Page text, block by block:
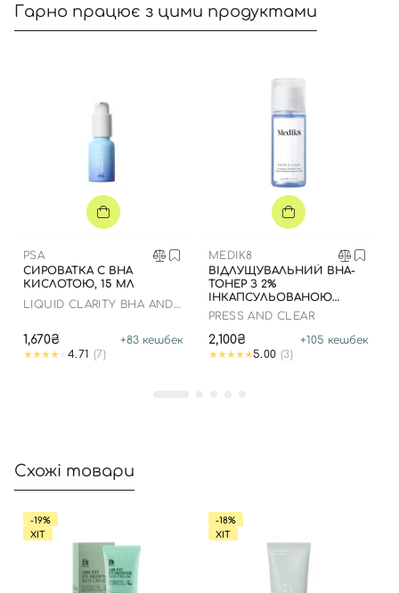
Гарно працює з цими продуктами
PSA
СИРОВАТКА C ВНА
КИСЛОТОЮ, 15 МЛ
LIQUID CLARITY BHA AND
1,670₴ +83 кешбек
4.71 (7)
MEDIK8
ВІДЛУЩУВАЛЬНИЙ ВНА-
ТОНЕР З 2%
ІНКАПСУЛЬОВАНОЮ
САЛІЦИЛОВОЮ
PRESS AND CLEAR
2,100₴ +105 кешбек
5.00 (3)
Схожі товари
-19%
ХІТ
-18%
ХІТ
Вхід Реєстрація
Номер телефону
Відправляючи форму для авторизації/реєстрації ви
Далі